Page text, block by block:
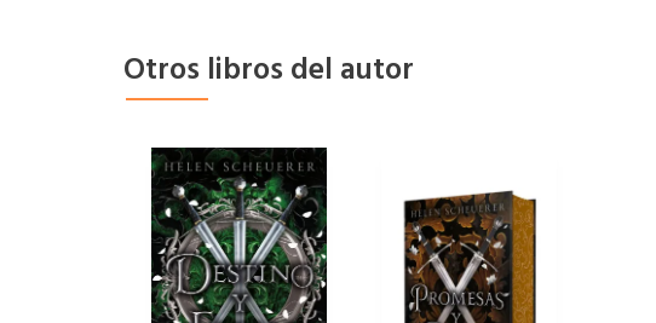
Otros libros del autor